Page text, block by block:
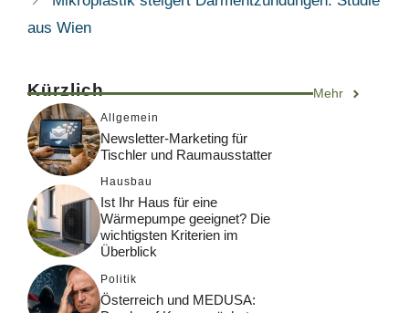
aus Wien
Kürzlich Mehr
Allgemein
Newsletter-Marketing für
Tischler und Raumausstatter
Hausbau
Ist Ihr Haus für eine
Wärmepumpe geeignet? Die
wichtigsten Kriterien im
Überblick
Politik
Österreich und MEDUSA: